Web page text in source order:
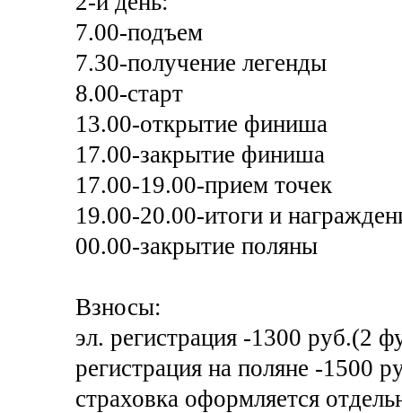
7.00-подъем
7.30-получение легенды
8.00-старт
13.00-открытие финиша
17.00-закрытие финиша
17.00-19.00-прием точек
19.00-20.00-итоги и
00.00-закрытие поляны
Взносы:
эл. регистрация -1300 руб.(2
регистрация на поляне -1500
страховка оформляется